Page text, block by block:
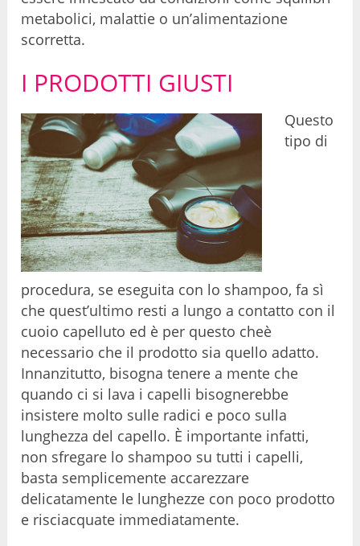
metabolici, malattie o un’alimentazione
scorretta.
I PRODOTTI GIUSTI
Questo
tipo di
procedura, se eseguita con lo shampoo, fa sì
che quest’ultimo resti a lungo a contatto con il
cuoio capelluto ed è per questo cheè
necessario che il prodotto sia quello adatto.
Innanzitutto, bisogna tenere a mente che
quando ci si lava i capelli bisognerebbe
insistere molto sulle radici e poco sulla
lunghezza del capello. È importante infatti,
non sfregare lo shampoo su tutti i capelli,
basta semplicemente accarezzare
delicatamente le lunghezze con poco prodotto
e risciacquate immediatamente.